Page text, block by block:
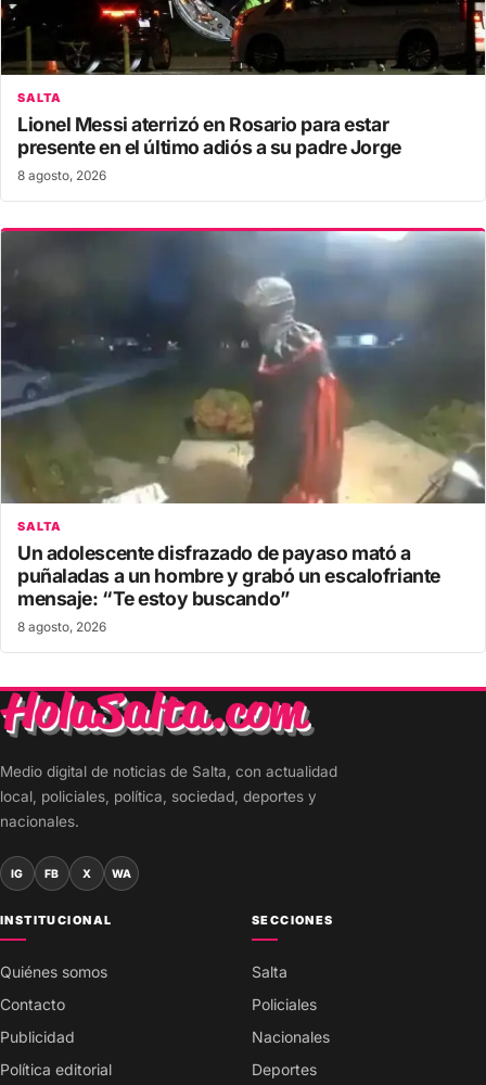
SALTA
Lionel Messi aterrizó en Rosario para estar
presente en el último adiós a su padre Jorge
8 agosto, 2026
SALTA
Un adolescente disfrazado de payaso mató a
puñaladas a un hombre y grabó un escalofriante
mensaje: “Te estoy buscando”
8 agosto, 2026
Medio digital de noticias de Salta, con actualidad
local, policiales, política, sociedad, deportes y
nacionales.
IG FB X WA
INSTITUCIONAL
Quiénes somos
Contacto
Publicidad
Política editorial
SECCIONES
Salta
Policiales
Nacionales
Deportes